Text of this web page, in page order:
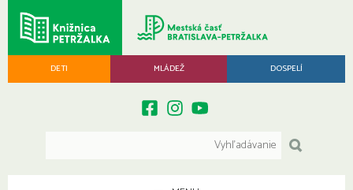
DETI MLÁDEŽ DOSPELÍ